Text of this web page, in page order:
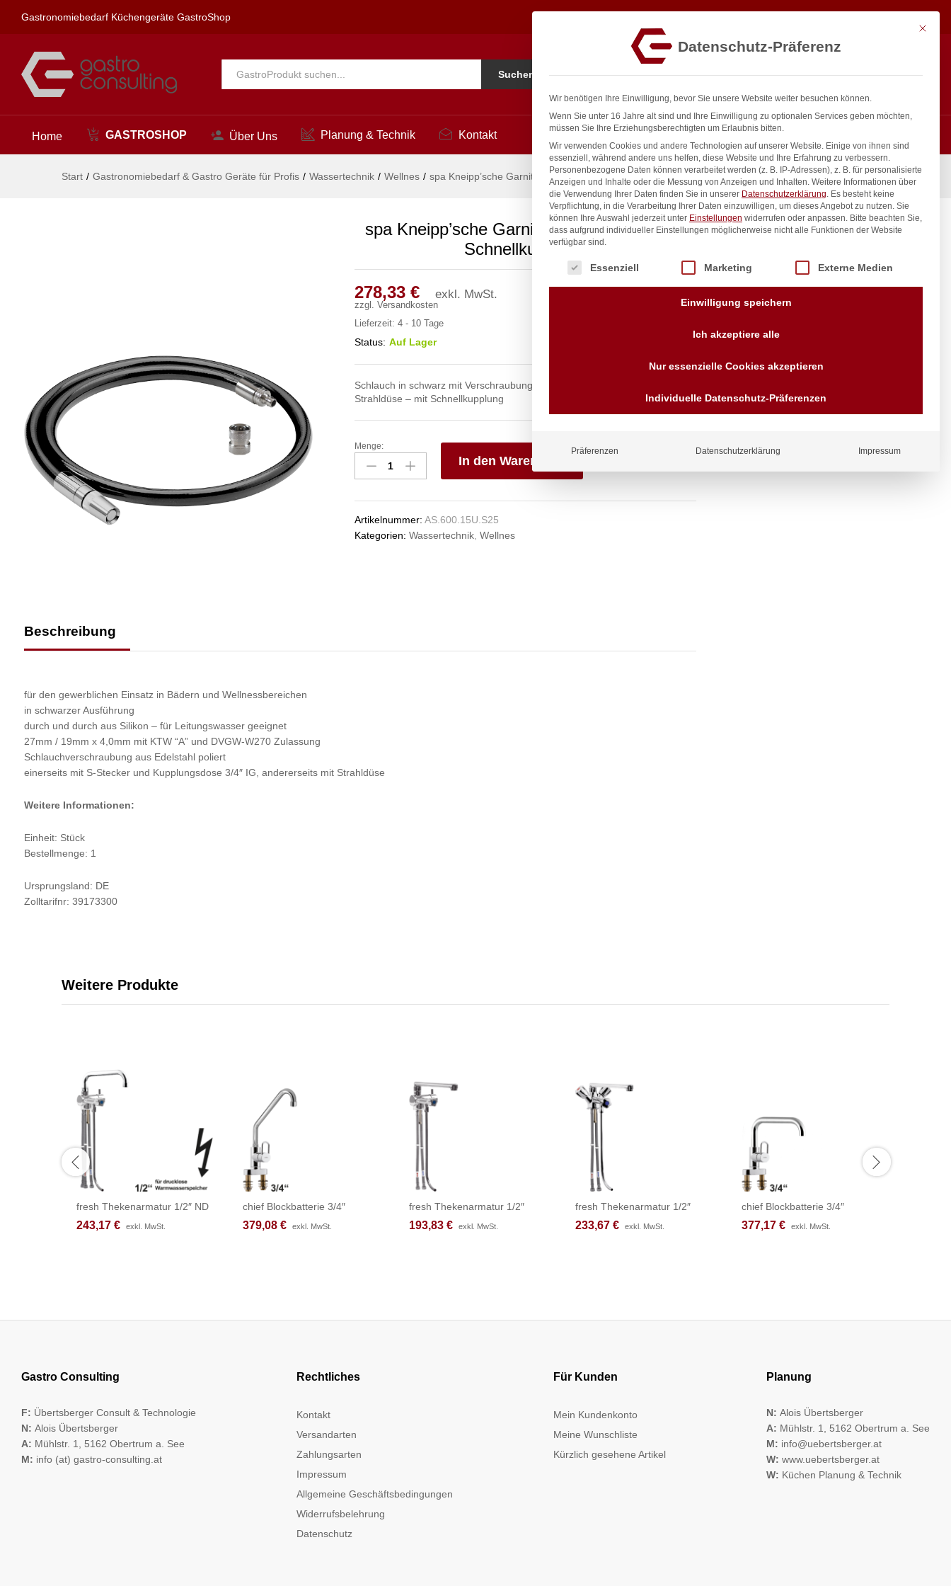
Gastronomiebedarf Küchengeräte GastroShop
Alle Suchen
Home GASTROSHOP Über Uns Planung & Technik Kontakt
Start / Gastronomiebedarf & Gastro Geräte für Profis / Wassertechnik / Wellnes / spa Kneipp’sche Garnitur 3/4″ Ø 27mm mit Schnellkupplung
spa Kneipp’sche Garnitur 3/4″ Ø 27mm mit
Schnellkupplung
278,33 € exkl. MwSt.
zzgl. Versandkosten
Lieferzeit: 4 - 10 Tage
Status: Auf Lager
Schlauch in schwarz mit Verschraubungen aus Edelstahl und verstellbarer
Strahldüse – mit Schnellkupplung
spa
Kneipp'sche
Garnitur
27mm
mit
Menge:
In den Warenkorb
Artikelnummer: AS.600.15U.S25
Kategorien: Wassertechnik, Wellnes
Beschreibung
für den gewerblichen Einsatz in Bädern und Wellnessbereichen
in schwarzer Ausführung
durch und durch aus Silikon – für Leitungswasser geeignet
27mm / 19mm x 4,0mm mit KTW “A” und DVGW-W270 Zulassung
Schlauchverschraubung aus Edelstahl poliert
einerseits mit S-Stecker und Kupplungsdose 3/4″ IG, andererseits mit Strahldüse
Weitere Informationen:
Einheit: Stück
Bestellmenge: 1
Ursprungsland: DE
Zolltarifnr: 39173300
inkl. / exkl. MwSt.
Anfragen
Wir sind seit über 40 Jahren
für Sie da
Vorrauskasse Paypal,
Kreditkarte, Direkt
Weitere Produkte
fresh Thekenarmatur 1/2″ ND
243,17 € exkl. MwSt.
243,17 € exkl. MwSt.
chief Blockbatterie 3/4″
379,08 € exkl. MwSt.
379,08 € exkl. MwSt.
fresh Thekenarmatur 1/2″
193,83 € exkl. MwSt.
193,83 € exkl. MwSt.
fresh Thekenarmatur 1/2″
233,67 € exkl. MwSt.
233,67 € exkl. MwSt.
chief Blockbatterie 3/4″
377,17 € exkl. MwSt.
377,17 € exkl. MwSt.
Gastro Consulting
F: Übertsberger Consult & Technologie
N: Alois Übertsberger
A: Mühlstr. 1, 5162 Obertrum a. See
M: info (at) gastro-consulting.at
Rechtliches
Kontakt
Versandarten
Zahlungsarten
Impressum
Allgemeine Geschäftsbedingungen
Widerrufsbelehrung
Datenschutz
Für Kunden
Mein Kundenkonto
Meine Wunschliste
Kürzlich gesehene Artikel
Planung
N: Alois Übertsberger
A: Mühlstr. 1, 5162 Obertrum a. See
M: info@uebertsberger.at
W: www.uebertsberger.at
W: Küchen Planung & Technik
Beschreibung
278,33€ exkl. MwSt. In den Warenkorb
Mit
Datenschutz-Präferenz
Wir benötigen Ihre Einwilligung, bevor Sie unsere Website weiter besuchen können.
Wenn Sie unter 16 Jahre alt sind und Ihre Einwilligung zu optionalen Services geben möchten,
müssen Sie Ihre Erziehungsberechtigten um Erlaubnis bitten.
Wir verwenden Cookies und andere Technologien auf unserer Website. Einige von ihnen sind
essenziell, während andere uns helfen, diese Website und Ihre Erfahrung zu verbessern.
Personenbezogene Daten können verarbeitet werden (z. B. IP-Adressen), z. B. für personalisierte
Anzeigen und Inhalte oder die Messung von Anzeigen und Inhalten. Weitere Informationen über
die Verwendung Ihrer Daten finden Sie in unserer Datenschutzerklärung. Es besteht keine
Verpflichtung, in die Verarbeitung Ihrer Daten einzuwilligen, um dieses Angebot zu nutzen. Sie
können Ihre Auswahl jederzeit unter Einstellungen widerrufen oder anpassen. Bitte beachten Sie,
dass aufgrund individueller Einstellungen möglicherweise nicht alle Funktionen der Website
verfügbar sind.
Es folgt eine Liste der Service-Gruppen, für die eine Einwilligung erteilt werden kann.
Essenziell Marketing Externe Medien
Einwilligung speichern
Ich akzeptiere alle
Nur essenzielle Cookies akzeptieren
Individuelle Datenschutz-Präferenzen
Präferenzen Datenschutzerklärung Impressum